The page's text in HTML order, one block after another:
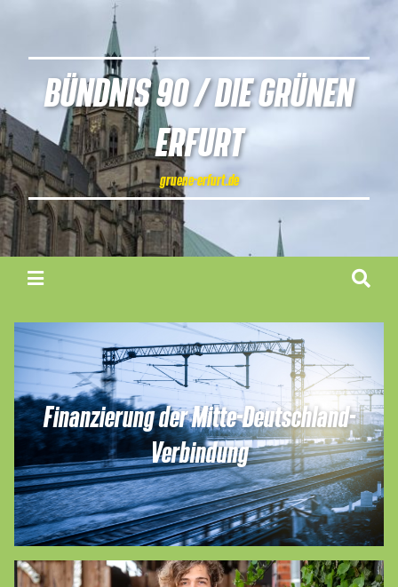
BÜNDNIS 90 / DIE GRÜNEN
ERFURT
gruene-erfurt.de
Finanzierung der Mitte-Deutschland-
Verbindung